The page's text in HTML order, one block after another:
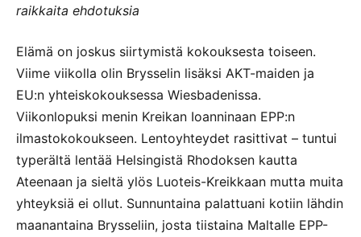
raikkaita ehdotuksia
Elämä on joskus siirtymistä kokouksesta toiseen.
Viime viikolla olin Brysselin lisäksi AKT-maiden ja
EU:n yhteiskokouksessa Wiesbadenissa.
Viikonlopuksi menin Kreikan Ioanninaan EPP:n
ilmastokokoukseen. Lentoyhteydet rasittivat – tuntui
typerältä lentää Helsingistä Rhodoksen kautta
Ateenaan ja sieltä ylös Luoteis-Kreikkaan mutta muita
yhteyksiä ei ollut. Sunnuntaina palattuani kotiin lähdin
maanantaina Brysseliin, josta tiistaina Maltalle EPP-